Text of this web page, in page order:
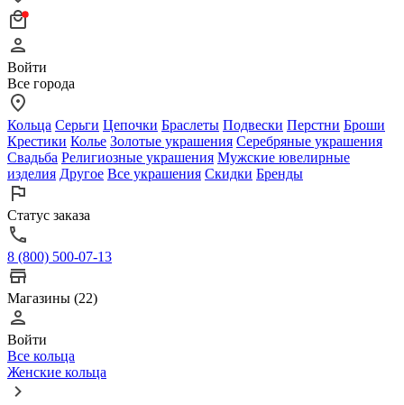
Войти
Все города
Кольца Серьги Цепочки Браслеты Подвески Перстни Броши
Крестики Колье Золотые украшения Серебряные украшения
Свадьба Религиозные украшения Мужские ювелирные
изделия Другое Все украшения Скидки Бренды
Статус заказа
8 (800) 500-07-13
Магазины (22)
Войти
Все кольца
Женские кольца